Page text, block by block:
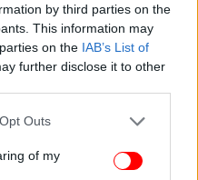
by third parties on the
This information may
on the IAB’s List of
further disclose it to other
uses one or more Google
You may click to
and its third-party tags to
Outs
of my